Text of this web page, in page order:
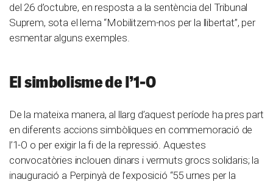
del 26 d’octubre, en resposta a la sentència del Tribunal
Suprem, sota el lema “Mobilitzem-nos per la llibertat”, per
esmentar alguns exemples.
El simbolisme de l’1-O
De la mateixa manera, al llarg d’aquest període ha pres part
en diferents accions simbòliques en commemoració de
l’1-O o per exigir la fi de la repressió. Aquestes
convocatòries inclouen dinars i vermuts grocs solidaris; la
inauguració a Perpinyà de l’exposició “55 urnes per la